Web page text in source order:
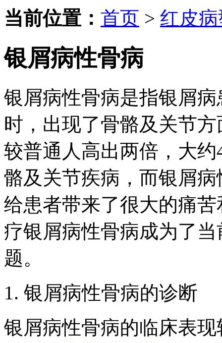
当前位置： 首页 > 红皮
银屑病性骨病
银屑病性骨病是指银屑
时，出现了骨骼及关节
较普通人高出两倍，大
骼及关节疾病，而银屑
给患者带来了很大的痛
疗银屑病性骨病成为了
题。
1. 银屑病性骨病的诊断
银屑病性骨病的临床表